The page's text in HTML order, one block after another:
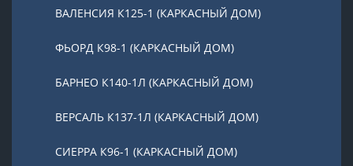
ВАЛЕНСИЯ К125-1 (КАРКАСНЫЙ ДОМ)
ФЬОРД К98-1 (КАРКАСНЫЙ ДОМ)
БАРНЕО К140-1Л (КАРКАСНЫЙ ДОМ)
ВЕРСАЛЬ К137-1Л (КАРКАСНЫЙ ДОМ)
СИЕРРА К96-1 (КАРКАСНЫЙ ДОМ)